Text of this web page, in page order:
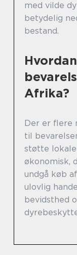
med vilde
betydelig
bestand.
Afrika?
Der er flere
til
støtte lokale
økonomisk,
undgå køb
ulovlig
bevidsthed